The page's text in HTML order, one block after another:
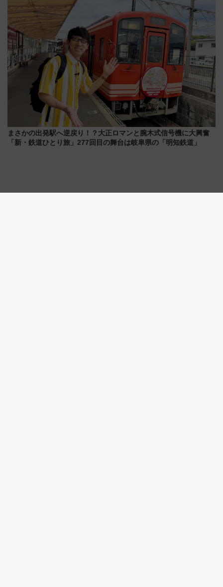
マ時間が充実
光まとめ（7/28開催）
まさかの出発駅へ逆戻り！？大正ロマンと腕木式信号機に大興奮
「新・鉄道ひとり旅」277回目の舞台は岐阜県の「明知鉄道」